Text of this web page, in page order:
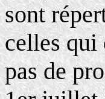
sont
celles qui
pas de